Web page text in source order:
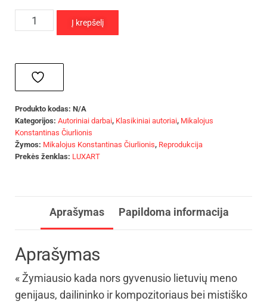
Į krepšelį
Produkto kodas: N/A
Kategorijos: Autoriniai darbai, Klasikiniai autoriai, Mikalojus
Konstantinas Čiurlionis
Žymos: Mikalojus Konstantinas Čiurlionis, Reprodukcija
Prekės ženklas: LUXART
Aprašymas Papildoma informacija
Aprašymas
« Žymiausio kada nors gyvenusio lietuvių meno
genijaus, dailininko ir kompozitoriaus bei mistiško